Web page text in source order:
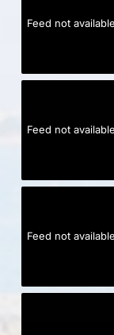
Feed not available
Feed not available
Feed not available